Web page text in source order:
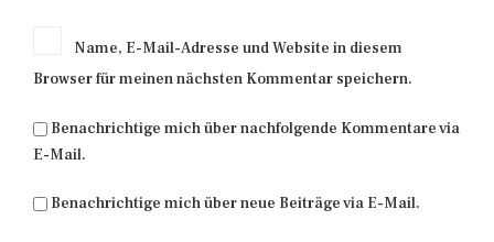
Name, E-Mail-Adresse und Website in diesem
Browser für meinen nächsten Kommentar speichern.
Benachrichtige mich über nachfolgende Kommentare via
E-Mail.
Benachrichtige mich über neue Beiträge via E-Mail.